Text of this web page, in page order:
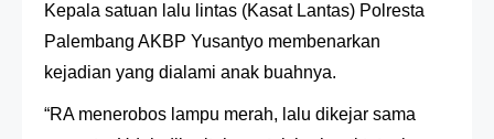
Kepala satuan lalu lintas (Kasat Lantas) Polresta
Palembang AKBP Yusantyo membenarkan
kejadian yang dialami anak buahnya.
“RA menerobos lampu merah, lalu dikejar sama